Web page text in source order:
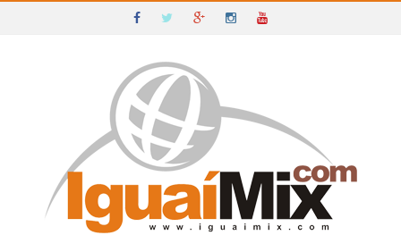
IGUAÍ E SUDOESTE DA BAHIA